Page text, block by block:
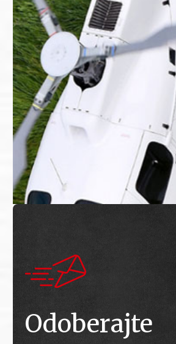
Odoberajte